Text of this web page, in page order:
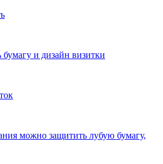
и дизайн визитки
можно защитить лубую бумагу,